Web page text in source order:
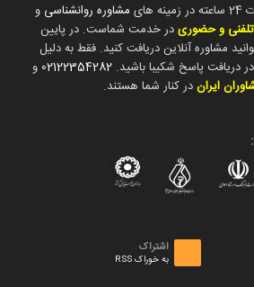
مشاوره روانشناسی و
تلفنی و حضوریدر خدمت شماست. در پایین
مشاوره آنلاین دریافت کنید. فقط به دلیل
دریافت پاسخ شکیبا باشید. 02122354282 و
ایراندر کنار شما هستند.
اشتراک
به خوراک RSS